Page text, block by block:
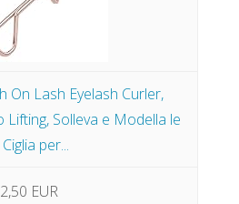
On Lash Eyelash Curler,
Lifting, Solleva e Modella le
Ciglia per...
2,50 EUR